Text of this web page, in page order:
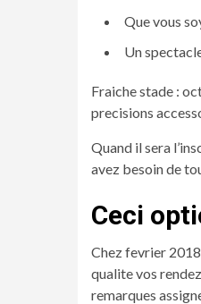
Que vous
Un
Fraiche stade :
precisions
Quand il sera
avez besoin de
Ceci
Chez fevrier
qualite vos
remarques